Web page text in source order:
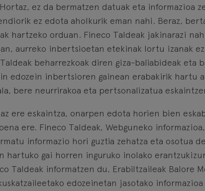
ez da bermatzen datuak eta informazioa
ez edota aholkurik eman nahi. Beraz,
hartzeko orduan. Fineco Taldeak jakinarazi
aurreko inbertsioetan etekinak lortu izanak
beharrezkoak diren giza-baliabideak eta
edozein inbertsioren gainean erabakirik hartu
bere neurrirakoa eta pertsonalizatua
ere eskaintza, onarpen edota horien bien
ere. Fineco Taldeak, Webguneko
informazio hori guztia zehatza eta osotua
hartuko gai horren inguruko inolako
Taldeak informatzen du, Erabiltzaileak Balore
edozeinetan jasotako